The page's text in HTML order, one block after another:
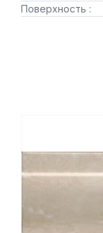
Поверхность :